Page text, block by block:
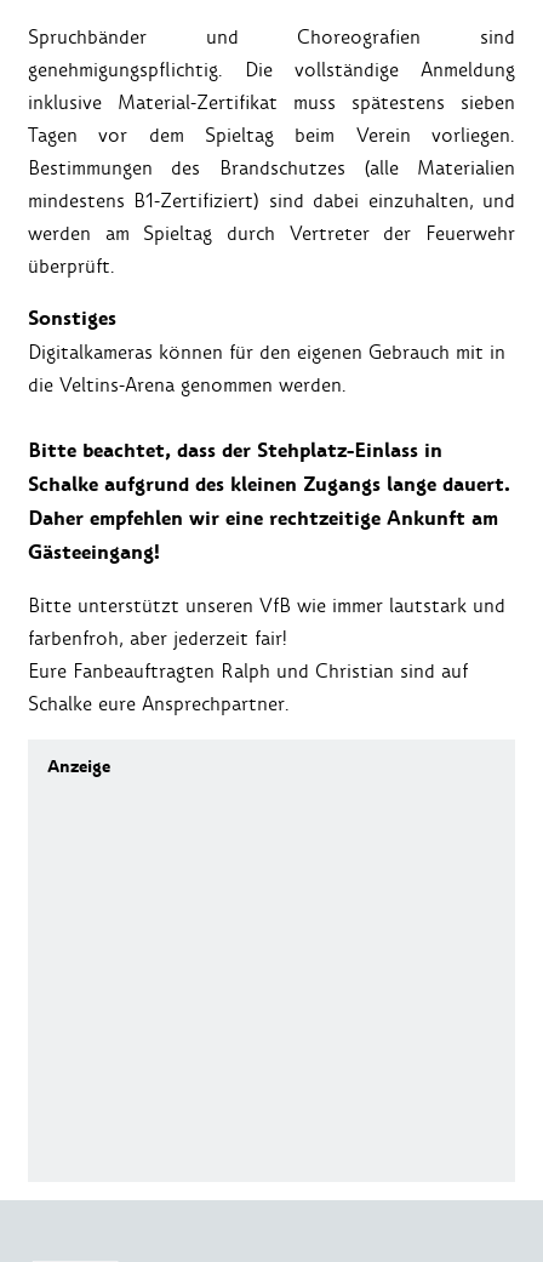
Spruchbänder und Choreografien sind
genehmigungspflichtig. Die vollständige Anmeldung
inklusive Material-Zertifikat muss spätestens sieben
Tagen vor dem Spieltag beim Verein vorliegen.
Bestimmungen des Brandschutzes (alle Materialien
mindestens B1-Zertifiziert) sind dabei einzuhalten, und
werden am Spieltag durch Vertreter der Feuerwehr
überprüft.
Sonstiges
Digitalkameras können für den eigenen Gebrauch mit in
die Veltins-Arena genommen werden.
Bitte beachtet, dass der Stehplatz-Einlass in
Schalke aufgrund des kleinen Zugangs lange dauert.
Daher empfehlen wir eine rechtzeitige Ankunft am
Gästeeingang!
Bitte unterstützt unseren VfB wie immer lautstark und
farbenfroh, aber jederzeit fair!
Eure Fanbeauftragten Ralph und Christian sind auf
Schalke eure Ansprechpartner.